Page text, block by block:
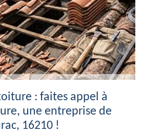
: faites appel à
une entreprise de
16210 !